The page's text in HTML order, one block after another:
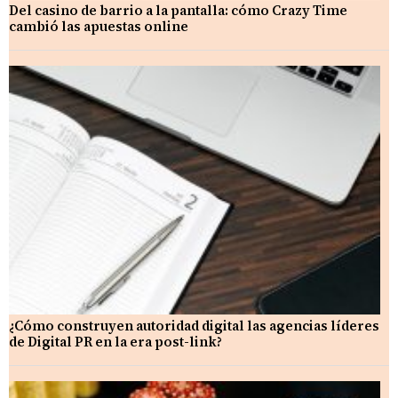
Del casino de barrio a la pantalla: cómo Crazy Time
cambió las apuestas online
¿Cómo construyen autoridad digital las agencias líderes
de Digital PR en la era post-link?